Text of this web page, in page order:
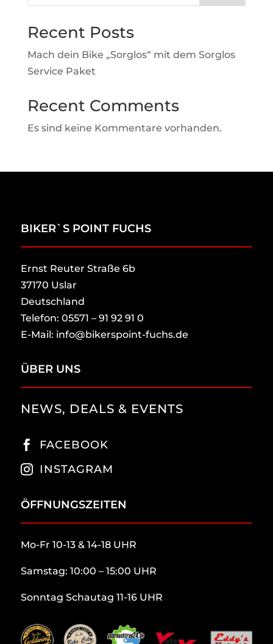
Recent Posts
Mach dein Bike „Sorglos“ mit dem Sorglos
Service Paket
Recent Comments
Es sind keine Kommentare vorhanden.
BIKER`S POINT FUCHS
Ernst Reuter Straße 6b
37170 Uslar
Deutschland
Telefon: 05571 – 91 92 91 0
E-Mail: info@bikerspoint-fuchs.de
ÜBER UNS
NEWS, DEALS & EVENTS
 FACEBOOK
 INSTAGRAM
ÖFFNUNGSZEITEN
Mo-Fr 10-13 & 14-18 UHR
Samstag: 10:00 – 15:00 UHR
Sonntag Schautag 11-16 UHR